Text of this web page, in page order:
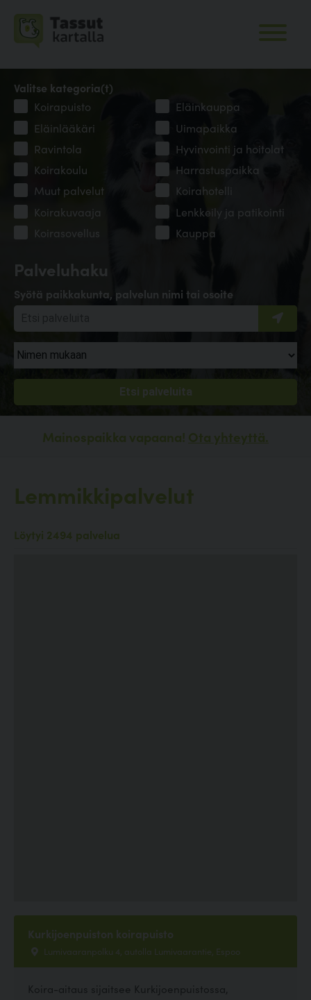
Palveluhaku
Syötä paikkakunta, palvelun nimi tai osoite
Valitse kategoria(t)
Koirapuisto
Eläinkauppa
Eläinlääkäri
Uimapaikka
Ravintola
Hyvinvointi ja hoitolat
Koirakoulu
Harrastuspaikka
Muut palvelut
Koirahotelli
Koirakuvaaja
Lenkkeily ja patikointi
Koirasovellus
Kauppa
Mainospaikka vapaana! Ota yhteyttä.
Lemmikkipalvelut
Löytyi 2494 palvelua
Kurkijoenpuiston koirapuisto
Lumivaaranpolku 4, autolla Lumivaarantie, Espoo
Koira-aitaus sijaitsee Kurkijoenpuistossa,